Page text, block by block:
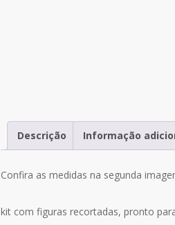
Descrição Informação
Confira as medidas na segunda
kit com figuras recortadas, pronto